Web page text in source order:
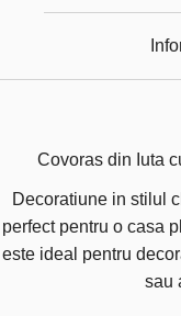
Covoras din Iuta
Decoratiune in stilul
perfect pentru o casa
este ideal pentru
sau